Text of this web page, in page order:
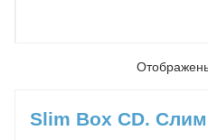
Slim Box CD.